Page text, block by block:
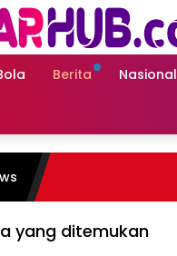
Berita Nasional
yang ditemukan